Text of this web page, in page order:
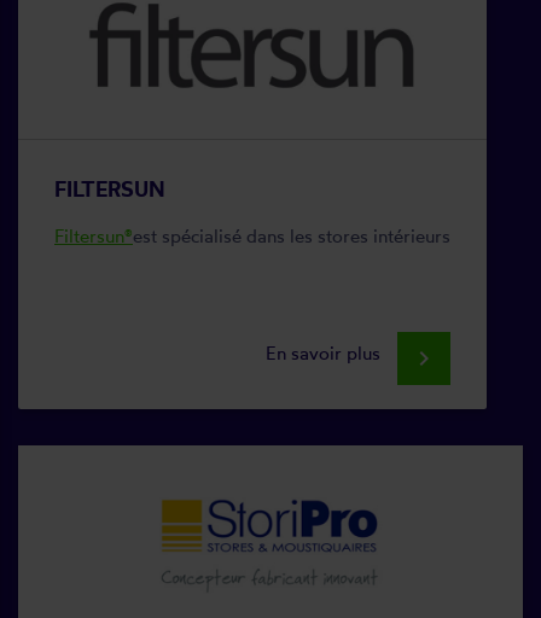
FILTERSUN
Filtersun®est spécialisé dans les stores intérieurs
En savoir plus keyboard_arrow_right